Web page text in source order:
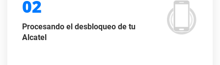
02
Procesando el desbloqueo de tu
Alcatel